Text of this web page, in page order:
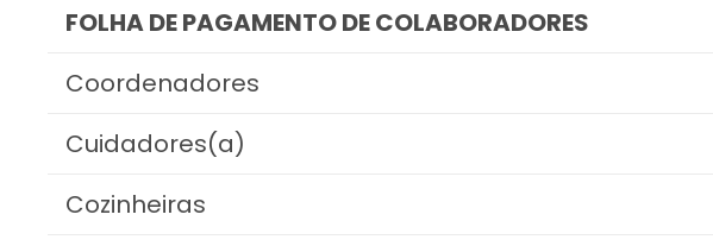
FOLHA DE PAGAMENTO DE COLABORADORES
Coordenadores
Cuidadores(a)
Cozinheiras